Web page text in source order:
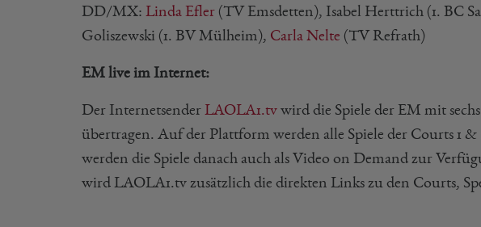
DD/MX: Linda Efler (TV Emsdetten), Isabel Herttrich (1. BC
Goliszewski (1. BV Mülheim), Carla Nelte (TV Refrath)
EM live im Internet:
Der Internetsender LAOLA1.tv wird die Spiele der EM mit
übertragen. Auf der Plattform werden alle Spiele der Courts 1
werden die Spiele danach auch als Video on Demand zur
wird LAOLA1.tv zusätzlich die direkten Links zu den Courts,